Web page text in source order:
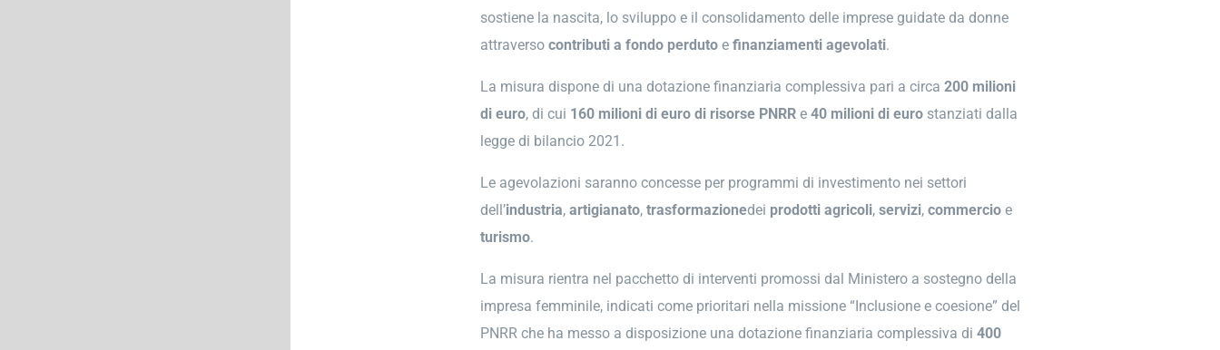
sostiene la nascita, lo sviluppo e il consolidamento delle imprese guidate da donne
attraverso contributi a fondo perdutoe finanziamenti agevolati.
La misura dispone di una dotazione finanziaria complessiva pari a circa 200 milioni
di euro, di cui 160 milioni di euro di risorse PNRRe 40 milioni di eurostanziati dalla
legge di bilancio 2021.
Le agevolazioni saranno concesse per programmi di investimento nei settori
dell’industria, artigianato, trasformazionedei prodotti agricoli, servizi, commercioe
turismo.
La misura rientra nel pacchetto di interventi promossi dal Ministero a sostegno della
impresa femminile, indicati come prioritari nella missione “Inclusione e coesione” del
PNRR che ha messo a disposizione una dotazione finanziaria complessiva di 400